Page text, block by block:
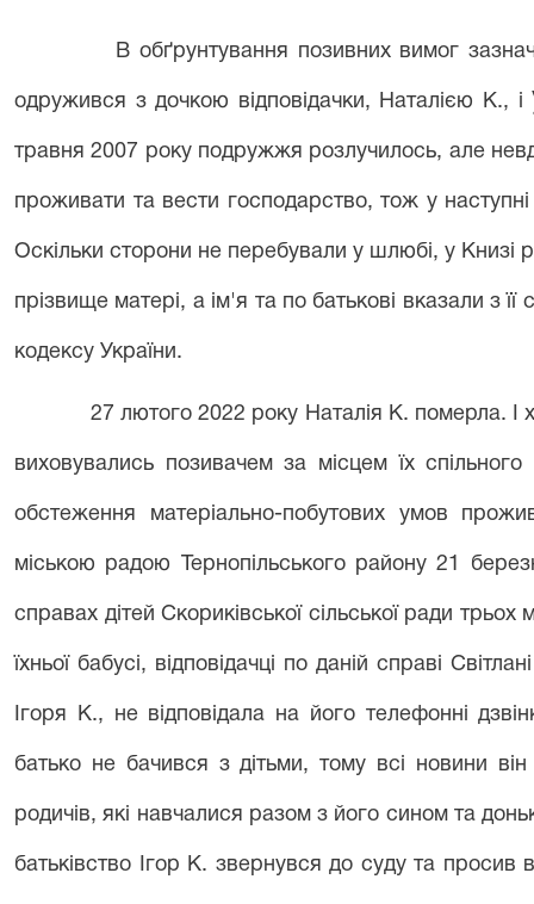
В обґрунтування позивних вимог
одружився з дочкою відповідачки, Наталією К., і
травня 2007 року подружжя розлучилось, але
проживати та вести господарство, тож у
Оскільки сторони не перебували у шлюбі, у Книзі
прізвище матері, а ім'я та по батькові вказали з її
кодексу України.
27 лютого 2022 року Наталія К. померла. І
виховувались позивачем за місцем їх
обстеження матеріально-побутових умов
міською радою Тернопільського району 21
справах дітей Скориківської сільської ради трьох
їхньої бабусі, відповідачці по даній справі
Ігоря К., не відповідала на його телефонні
батько не бачився з дітьми, тому всі новини він
родичів, які навчалися разом з його сином та
батьківство Ігор К. звернувся до суду та просив